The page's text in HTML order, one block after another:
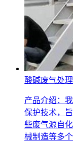
酸碱废气处
产品介绍：
保护技术，
些废气源自
械制造等多